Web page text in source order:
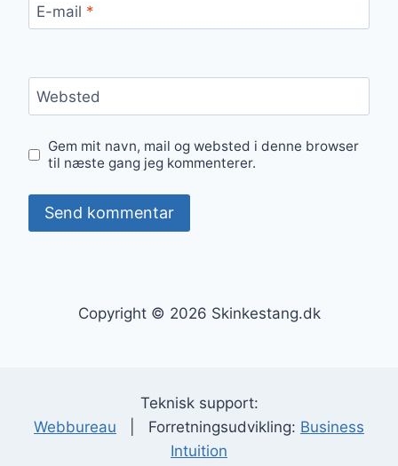
E-mail *
Websted
Gem mit navn, mail og websted i denne browser
til næste gang jeg kommenterer.
Copyright © 2026 Skinkestang.dk
Teknisk support:
Webbureau | Forretningsudvikling: Business
Intuition